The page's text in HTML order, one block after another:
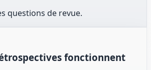
questions de revue.
fonctionnent